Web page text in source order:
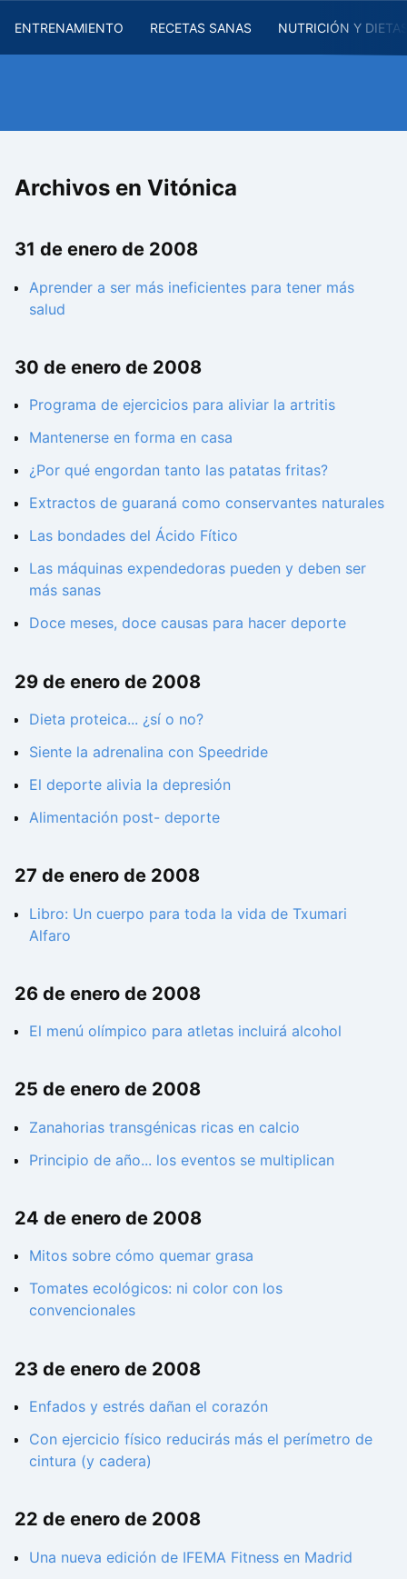
ENTRENAMIENTO RECETAS SANAS NUTRICIÓN Y
Archivos en Vitónica
31 de enero de 2008
Aprender a ser más ineficientes para tener más
salud
30 de enero de 2008
Programa de ejercicios para aliviar la artritis
Mantenerse en forma en casa
¿Por qué engordan tanto las patatas fritas?
Extractos de guaraná como conservantes naturales
Las bondades del Ácido Fítico
Las máquinas expendedoras pueden y deben ser
más sanas
Doce meses, doce causas para hacer deporte
29 de enero de 2008
Dieta proteica... ¿sí o no?
Siente la adrenalina con Speedride
El deporte alivia la depresión
Alimentación post- deporte
27 de enero de 2008
Libro: Un cuerpo para toda la vida de Txumari
Alfaro
26 de enero de 2008
El menú olímpico para atletas incluirá alcohol
25 de enero de 2008
Zanahorias transgénicas ricas en calcio
Principio de año... los eventos se multiplican
24 de enero de 2008
Mitos sobre cómo quemar grasa
Tomates ecológicos: ni color con los
convencionales
23 de enero de 2008
Enfados y estrés dañan el corazón
Con ejercicio físico reducirás más el perímetro de
cintura (y cadera)
22 de enero de 2008
Una nueva edición de IFEMA Fitness en Madrid